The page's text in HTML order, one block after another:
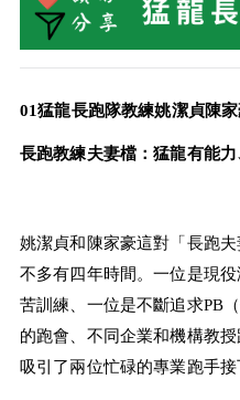
01猛龍長跑隊教練姚潔貞陳
長跑教練夫妻檔：猛龍有能
姚潔貞和陳家豪這對「長跑
不多有四年時間。一位是現
苦訓練、一位是不斷追求PB
的跑會、不同企業和機構教
吸引了兩位忙碌的專業跑手